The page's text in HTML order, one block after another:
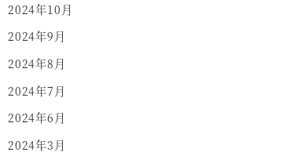
2024年10月
2024年9月
2024年8月
2024年7月
2024年6月
2024年3月